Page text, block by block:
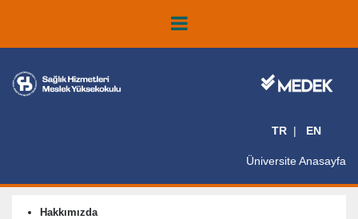
TR EN
Üniversite Anasayfa
Hakkımızda